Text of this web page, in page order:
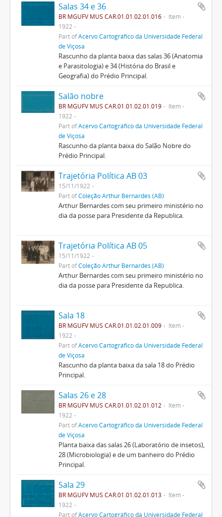
Salas 34 e 36
BR MGUFV MUS CAR.01.01.02.01.016
Item
1922
Part ofAcervo Cartográfico da Universidade Federal
de Viçosa
Rascunho da planta baixa das salas 36 (Anatomia
e Parasitologia) e 34 (História do Brasil e
Geografia) do Prédio Principal.
Salão nobre
BR MGUFV MUS CAR.01.01.02.01.019
Item
1922
Part ofAcervo Cartográfico da Universidade Federal
de Viçosa
Rascunho da planta baixa do Salão Nobre do
Prédio Principal.
Trajetória Política AB 03
15/11/1922
Part ofColeção Arthur Bernardes (AB)
Arthur Bernardes com seu primeiro ministério no
dia da posse para Presidente da Republica.
Trajetória Política AB 05
15/11/1922
Part ofColeção Arthur Bernardes (AB)
Arthur Bernardes com seu primeiro ministério no
dia da posse para Presidente da Republica.
Sala 18
BR MGUFV MUS CAR.01.01.02.01.009
Item
1922
Part ofAcervo Cartográfico da Universidade Federal
de Viçosa
Rascunho da planta baixa da sala 18 do Prédio
Principal.
Salas 26 e 28
BR MGUFV MUS CAR.01.01.02.01.012
Item
1922
Part ofAcervo Cartográfico da Universidade Federal
de Viçosa
Planta baixa das salas 26 (Laboratório de insetos),
28 (Microbiologia) e de um banheiro do Prédio
Principal.
Sala 29
BR MGUFV MUS CAR.01.01.02.01.013
Item
1922
Part ofAcervo Cartográfico da Universidade Federal